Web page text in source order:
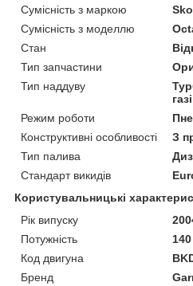
Сумісність з маркою
Сумісність з моделлю
Стан
Тип запчастини
Тип наддуву
Режим роботи
Конструктивні особливості
З
Тип палива
Стандарт викидів
Користувальницькі
Рік випуску
Потужність
Код двигуна
Бренд